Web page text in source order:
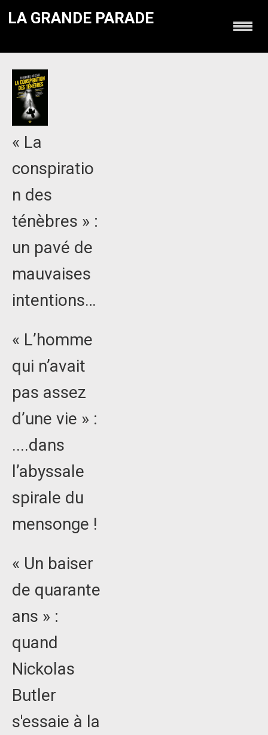
LA GRANDE PARADE
« La
conspiratio
n des
ténèbres » :
un pavé de
mauvaises
intentions…
« L’homme
qui n’avait
pas assez
d’une vie » :
....dans
l’abyssale
spirale du
mensonge !
« Un baiser
de quarante
ans » :
quand
Nickolas
Butler
s'essaie à la